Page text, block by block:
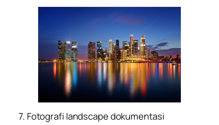
7. Fotografi landscape dokumentasi